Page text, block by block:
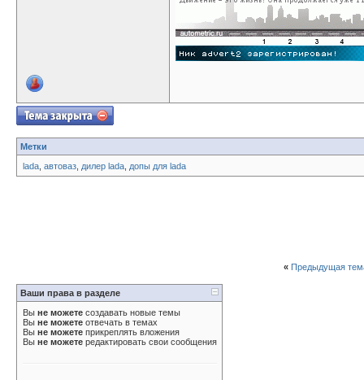
Метки
lada автоваз дилер lada допы для lada
« Предыдущая
Ваши права в разделе
Вы не можете создавать новые темы
Вы не можете отвечать в темах
Вы не можете прикреплять вложения
Вы не можете редактировать свои сообщения